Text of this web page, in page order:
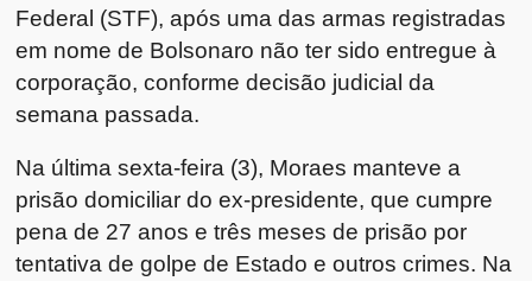
Federal (STF), após uma das armas registradas
em nome de Bolsonaro não ter sido entregue à
corporação, conforme decisão judicial da
semana passada.
Na última sexta-feira (3), Moraes manteve a
prisão domiciliar do ex-presidente, que cumpre
pena de 27 anos e três meses de prisão por
tentativa de golpe de Estado e outros crimes. Na